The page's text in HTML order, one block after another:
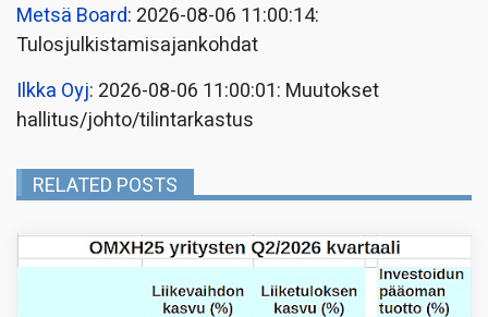
Metsä Board: 2026-08-06 11:00:14:
Tulosjulkistamisajankohdat
Ilkka Oyj: 2026-08-06 11:00:01: Muutokset
hallitus/johto/tilintarkastus
RELATED POSTS